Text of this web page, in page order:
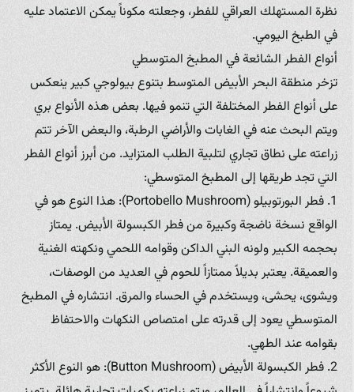
نظرة المستهلك العراقي للفطر، وجعلته مكوناً يمكن الاعتماد عليه
في الطبخ اليومي.
أنواع الفطر الشائعة في المطبخ المتوسطي
تزخر منطقة البحر الأبيض المتوسط بتنوع بيولوجي كبير ينعكس
على أنواع الفطر المختلفة التي تنمو فيها. بعض هذه الأنواع بري
ويتم البحث عنه في الغابات والأراضي الرطبة، والبعض الآخر تتم
زراعته على نطاق تجاري لتلبية الطلب المتزايد. من أبرز أنواع الفطر
التي تجد طريقها إلى المطبخ المتوسطي:
1. فطر البورتوبيلو (Portobello Mushroom): هذا النوع هو في
الواقع نسخة ناضجة وكبيرة من فطر الكبسولة الأبيض. يمتاز
بحجمه الكبير ولونه البني الداكن وقوامه اللحمي ونكهته الغنية
والعميقة. يعتبر بديلاً ممتازاً للحوم في العديد من الوصفات،
ويشوى، يحشى، ويستخدم في الحساء والمرق. انتشاره في المطبخ
المتوسطي يعود إلى قدرته على امتصاص النكهات والاحتفاظ
بقوامه عند الطهي.
2. فطر الكبسولة الأبيض (Button Mushroom): هو النوع الأكثر